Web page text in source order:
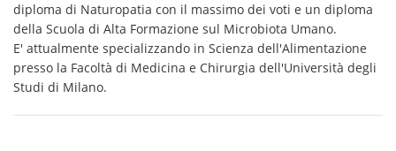
diploma di Naturopatia con il massimo dei voti e un diploma
della Scuola di Alta Formazione sul Microbiota Umano.
E' attualmente specializzando in Scienza dell'Alimentazione
presso la Facoltà di Medicina e Chirurgia dell'Università degli
Studi di Milano.